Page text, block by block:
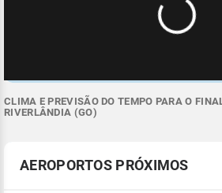
CLIMA E PREVISÃO DO TEMPO PARA O
RIVERLÂNDIA (GO)
AEROPORTOS PRÓXIMOS